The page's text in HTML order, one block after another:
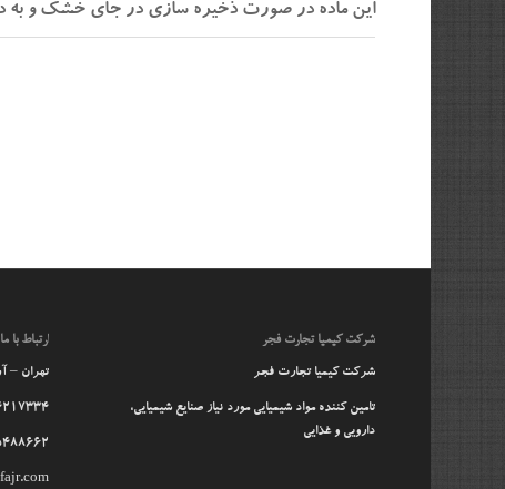
این ماده در صورت ذخیره سازی در جای خشک و به دور از نور خورشید
شرکت کیمیا تجارت فجر
شرکت کیمیا تجارت فجر
تامین کننده مواد شیمیایی مورد نیاز صنایع شیمیایی،
دارویی و غذایی
ارتباط با ما
تهران –